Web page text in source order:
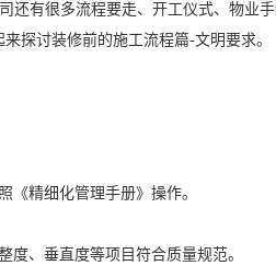
有很多流程要走、开工仪式、物业
探讨装修前的施工流程篇-文明要求。
《精细化管理手册》操作。
、垂直度等项目符合质量规范。
请准